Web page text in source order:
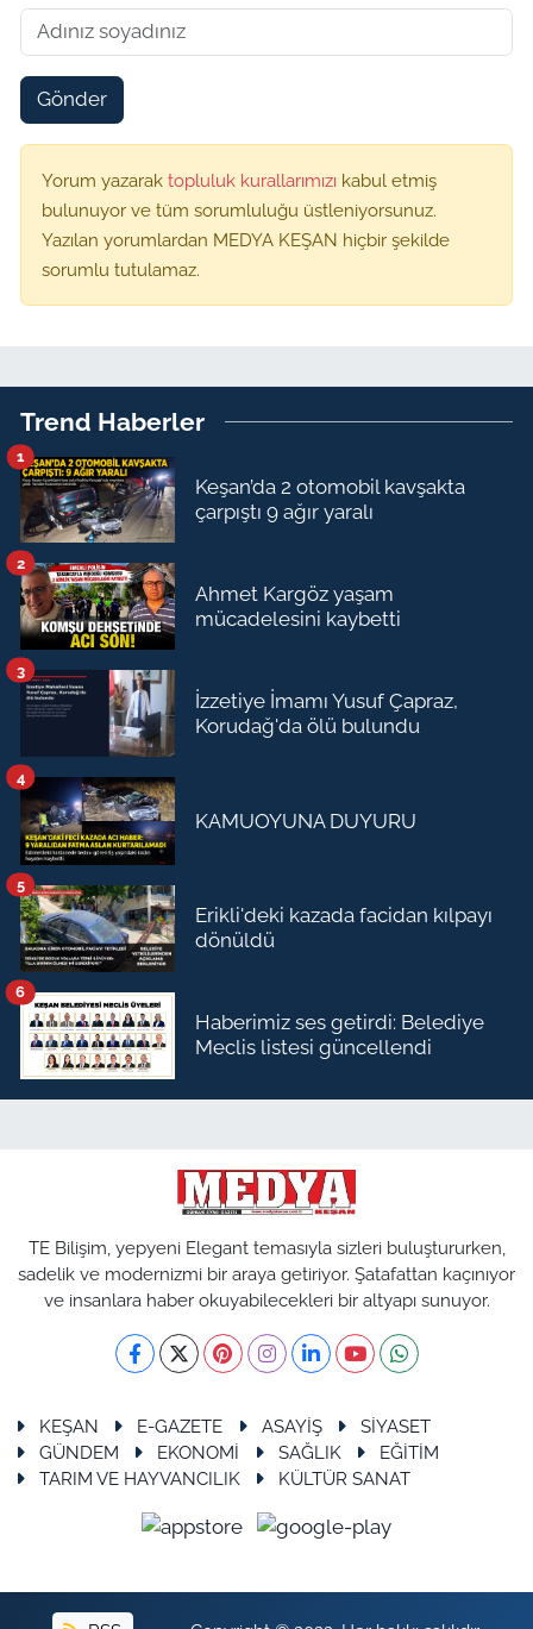
Gönder
Yorum yazarak topluluk kurallarımızı kabul etmiş
bulunuyor ve tüm sorumluluğu üstleniyorsunuz.
Yazılan yorumlardan MEDYA KEŞAN hiçbir şekilde
sorumlu tutulamaz.
Trend Haberler
Keşan’da 2 otomobil kavşakta
çarpıştı 9 ağır yaralı
1
Ahmet Kargöz yaşam
mücadelesini kaybetti
2
İzzetiye İmamı Yusuf Çapraz,
Korudağ'da ölü bulundu
3
KAMUOYUNA DUYURU
4
Erikli'deki kazada facidan kılpayı
dönüldü
5
Haberimiz ses getirdi: Belediye
Meclis listesi güncellendi
6
TE Bilişim, yepyeni Elegant temasıyla sizleri buluştururken,
sadelik ve modernizmi bir araya getiriyor. Şatafattan kaçınıyor
ve insanlara haber okuyabilecekleri bir altyapı sunuyor.
KEŞAN E-GAZETE ASAYİŞ
SİYASET
GÜNDEM
EKONOMİ SAĞLIK
EĞİTİM
TARIM VE HAYVANCILIK
KÜLTÜR SANAT